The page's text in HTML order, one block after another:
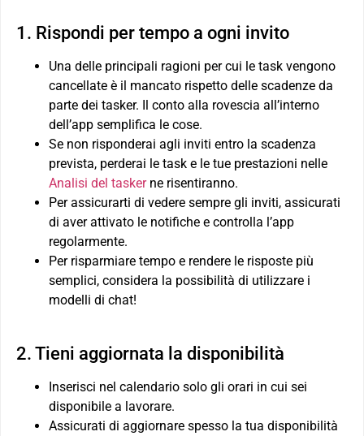
1. Rispondi per tempo a ogni invito
Una delle principali ragioni per cui le task vengono
cancellate è il mancato rispetto delle scadenze da
parte dei tasker. Il conto alla rovescia all’interno
dell’app semplifica le cose.
Se non risponderai agli inviti entro la scadenza
prevista, perderai le task e le tue prestazioni nelle
Analisi del taskerne risentiranno.
Per assicurarti di vedere sempre gli inviti, assicurati
di aver attivato le notifiche e controlla l’app
regolarmente.
Per risparmiare tempo e rendere le risposte più
semplici, considera la possibilità di utilizzare i
modelli di chat!
2. Tieni aggiornata la disponibilità
Inserisci nel calendario solo gli orari in cui sei
disponibile a lavorare.
Assicurati di aggiornare spesso la tua disponibilità